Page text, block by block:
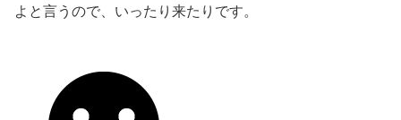
よと言うので、いったり来たりです。